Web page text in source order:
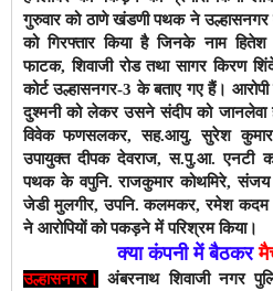
गुरुवार को ठाणे खंडणी पथक ने उल्हासनगर
को गिरफ्तार किया है जिनके नाम हितेश
फाटक, शिवाजी रोड तथा सागर किरण
कोर्ट उल्हासनगर-3 के बताए गए हैं। आरोपी
दुश्मनी को लेकर उसने संदीप को जानलेवा
विवेक फणसलकर, सह.आयु. सुरेश कुमार
उपायुक्त दीपक देवराज, स.पु.आ. एनटी
पथक के वपुनि. राजकुमार कोथमिरे, संजय
जेडी मुलगीर, उपनि. कलमकर, रमेश कदम
ने आरोपियों को पकड़ने में परिश्रम किया।
क्या कंपनी में बैठकर
उल्हासनगर।
अंबरनाथ शिवाजी नगर